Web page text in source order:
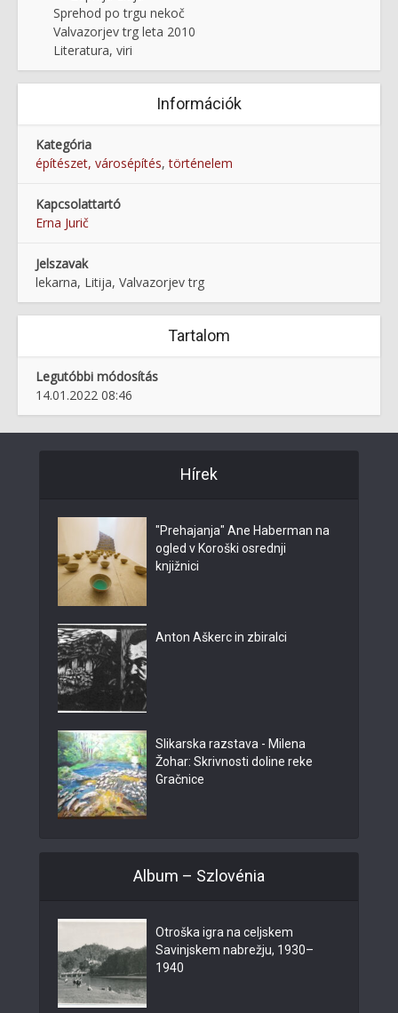
Sprehod po trgu nekoč
Valvazorjev trg leta 2010
Literatura, viri
Információk
Kategória
építészet, városépítés,történelem
Kapcsolattartó
Erna Jurič
Jelszavak
lekarna, Litija, Valvazorjev trg
Tartalom
Legutóbbi módosítás
14.01.2022 08:46
Hírek
"Prehajanja" Ane Haberman na
ogled v Koroški osrednji
knjižnici
Anton Aškerc in zbiralci
Slikarska razstava - Milena
Žohar: Skrivnosti doline reke
Gračnice
Album – Szlovénia
Otroška igra na celjskem
Savinjskem nabrežju, 1930–
1940